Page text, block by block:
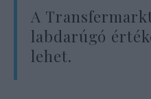
A
labdarúgó
lehet.